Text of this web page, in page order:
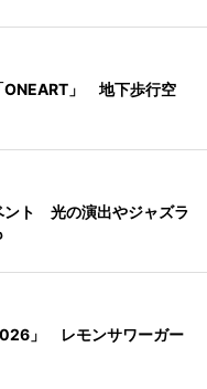
ONEART」 地下歩行空
ント 光の演出やジャズラ
」 レモンサワーガー